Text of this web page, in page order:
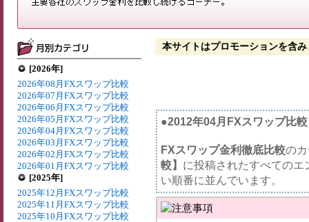
[2026年]
2026年08月FXスワップ比較
2026年07月FXスワップ比較
2026年06月FXスワップ比較
2026年05月FXスワップ比較
2026年04月FXスワップ比較
2026年03月FXスワップ比較
2026年02月FXスワップ比較
2026年01月FXスワップ比較
[2025年]
2025年12月FXスワップ比較
2025年11月FXスワップ比較
2025年10月FXスワップ比較
本サイトはプロモーションを含み
●2012年04月FXスワップ比
FXスワップ金利徹底比較の
較】 に投稿されたすべての
い順番に並んでいます。